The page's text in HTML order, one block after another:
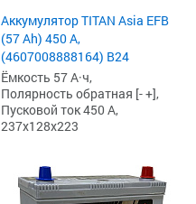
Аккумулятор TITAN Asia EFB
(57 Ah) 450 А,
(4607008888164) B24
Ёмкость 57 А·ч,
Полярность обратная [- +],
Пусковой ток 450 А,
237x128x223